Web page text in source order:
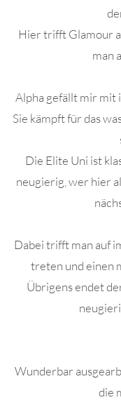
Hier trifft Glamour
man
Alpha gefällt mir
Sie kämpft für das
Die Elite Uni ist
neugierig, wer hier
Dabei trifft man auf
treten und einen
Übrigens endet
Wunderbar
die